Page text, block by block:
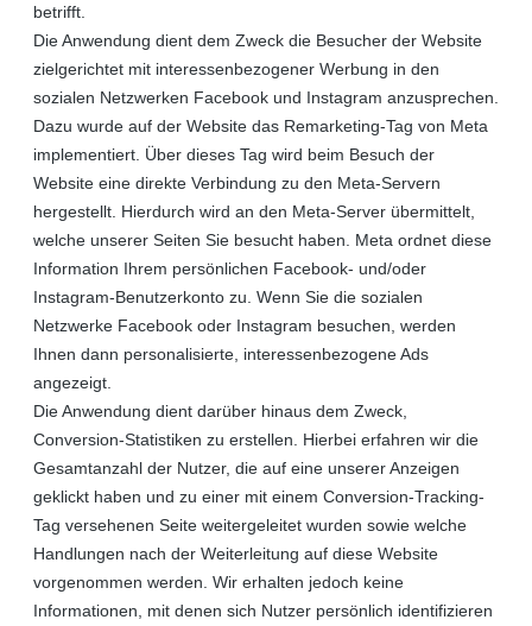
betrifft.
Die Anwendung dient dem Zweck die Besucher der Website
zielgerichtet mit interessenbezogener Werbung in den
sozialen Netzwerken Facebook und Instagram anzusprechen.
Dazu wurde auf der Website das Remarketing-Tag von Meta
implementiert. Über dieses Tag wird beim Besuch der
Website eine direkte Verbindung zu den Meta-Servern
hergestellt. Hierdurch wird an den Meta-Server übermittelt,
welche unserer Seiten Sie besucht haben. Meta ordnet diese
Information Ihrem persönlichen Facebook- und/oder
Instagram-Benutzerkonto zu. Wenn Sie die sozialen
Netzwerke Facebook oder Instagram besuchen, werden
Ihnen dann personalisierte, interessenbezogene Ads
angezeigt.
Die Anwendung dient darüber hinaus dem Zweck,
Conversion-Statistiken zu erstellen. Hierbei erfahren wir die
Gesamtanzahl der Nutzer, die auf eine unserer Anzeigen
geklickt haben und zu einer mit einem Conversion-Tracking-
Tag versehenen Seite weitergeleitet wurden sowie welche
Handlungen nach der Weiterleitung auf diese Website
vorgenommen werden. Wir erhalten jedoch keine
Informationen, mit denen sich Nutzer persönlich identifizieren